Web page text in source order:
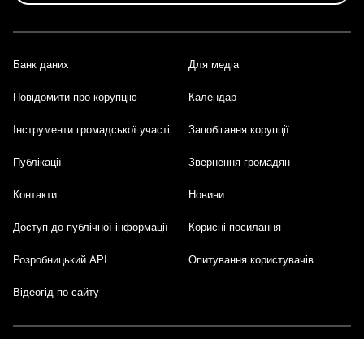
Footer
Банк даних Для медіа
Повідомити про корупцію Календар
Інструменти громадської участі Запобігання корупції
Публікації Звернення громадян
Контакти Новини
Доступ до публічної інформації Корисні посилання
Розробницький API Опитування користувачів
Відеогід по сайту